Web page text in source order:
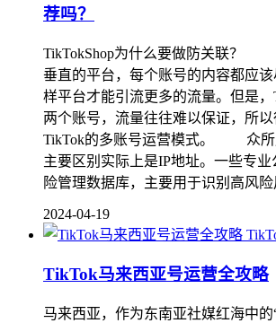
荐吗？
TikTokShop为什么要做防关联？
垂直的平台，每个账号的内容都应
样平台才能引流更多的流量。但是，
两个账号，流量往往难以保证，所
TikTok的多账号运营模式。 众所
主要区别实际上是IP地址。一些专
险管理数据库，主要用于识别高风
2024-04-19
TikTok马来西亚号运营全攻略
马来西亚，作为东南亚社媒红海中